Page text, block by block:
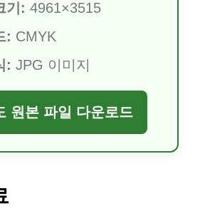
기: 4961×3515
: CMYK
: JPG 이미지
원본 파일 다운로드